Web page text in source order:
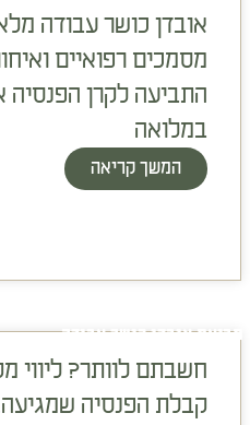
אובדן כושר עבודה
מסמכים רפואיים
התביעה לקרן הפנסיה
במלואה
המשך קריאה
תביעת אובדן כושר עבודה
חשבתם לוותר? ליווי
קבלת הפנסיה